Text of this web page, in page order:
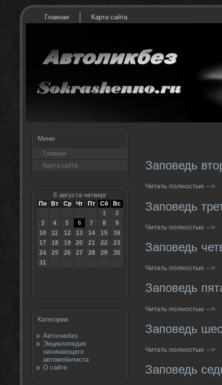
Главная Карта сайта
Меню
Главная
Карта сайта
6 августа четверг
Пн Вт Ср Чт Пт Сб
Вс
1
2
3
4 5 6 7 8
9
10
11 12 13 14 15
16
17
18 19 20 21 22
23
24
25 26 27 28 29
30
31
Категории
Автоликбез
Энциклопедия
начинающего
автомобилиста
О сайте
Заповедь
Читать полностью -->
Заповедь
Читать полностью -->
Заповедь
Читать полностью -->
Заповедь
Читать полностью -->
Заповедь
Читать полностью -->
Заповедь